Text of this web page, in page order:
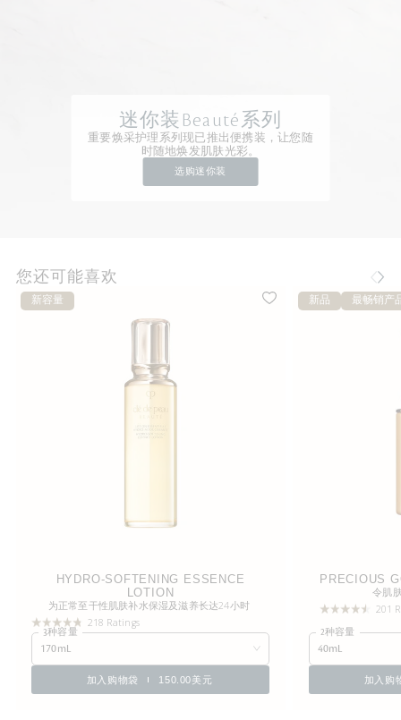
迷你装Beauté系列
重要焕采护理系列现已推出便携装，让您随
时随地焕发肌肤光彩。
选购迷你装
您还可能喜欢
新容量
HYDRO-SOFTENING ESSENCE
LOTION
为正常至干性肌肤补水保湿及滋养长达24小时
218 Ratings
3种容量
170mL
加入购物袋 150.00美元
新品 最畅销产
PRECIOUS
令肌
201
2种容量
40mL
加入购